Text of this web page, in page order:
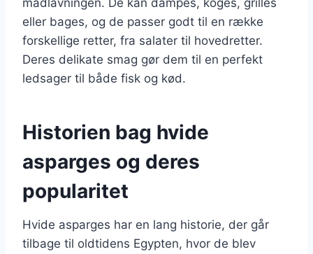
eller bages, og de passer godt til en række
forskellige retter, fra salater til hovedretter.
Deres delikate smag gør dem til en perfekt
ledsager til både fisk og kød.
Historien bag hvide
asparges og deres
popularitet
Hvide asparges har en lang historie, der går
tilbage til oldtidens Egypten, hvor de blev